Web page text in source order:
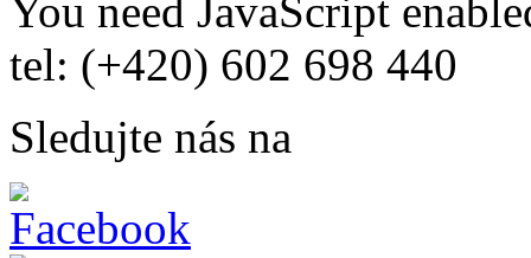
You need JavaScript
tel: (+420) 602 698 440
Sledujte nás na